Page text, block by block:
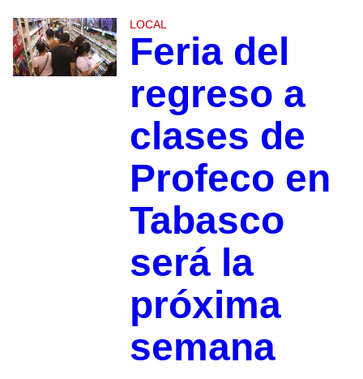
LOCAL
Feria del
regreso a
clases de
Profeco en
Tabasco
será la
próxima
semana